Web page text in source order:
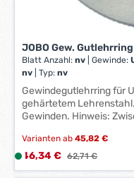
*
*
JOBO Gew.
Blatt Anzahl:nv Gewinde:
nv
Typ:nv
Gewindegutlehrring für UNF-
gehärtetem Lehrenstahl. Anwendung: Zum Prüfen
Gewinden. Hinweis: Zwischenabmessungen und andere
GmbH & Co. KG,
DE, +49743290870,
Varianten ab 45,82 €
Verkaufspreis:
L
i
46,34 € Regulärer Preis:
62,71 €